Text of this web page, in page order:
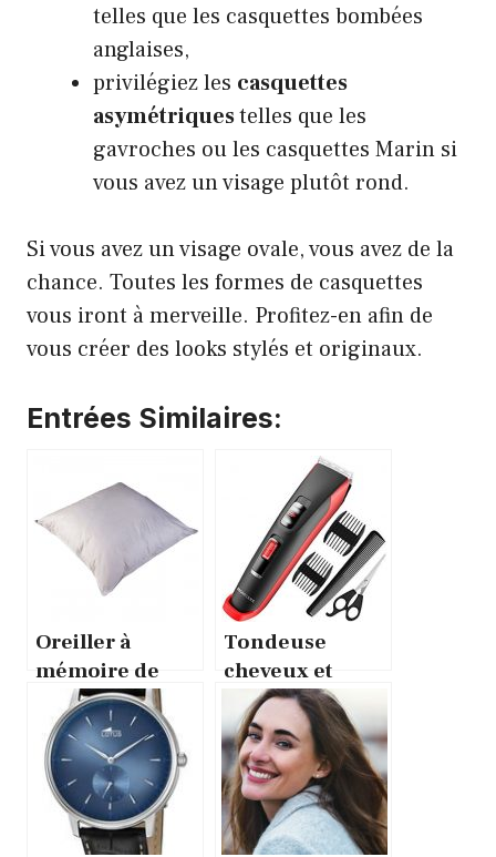
telles que les casquettes bombées
anglaises,
privilégiez les casquettes
asymétriquestelles que les
gavroches ou les casquettes Marin si
vous avez un visage plutôt rond.
Si vous avez un visage ovale, vous avez de la
chance. Toutes les formes de casquettes
vous iront à merveille. Profitez-en afin de
vous créer des looks stylés et originaux.
Entrées Similaires:
Oreiller à
mémoire de
forme :
comment
l’utiliser ?
Tondeuse
cheveux et
barbe : quels
sont les critères
de choix ?